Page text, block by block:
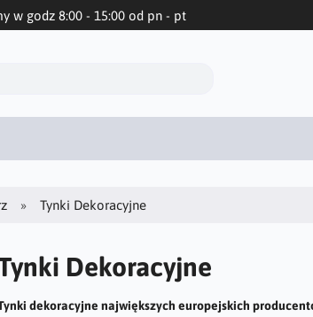
w godz 8:00 - 15:00 od pn - pt
Tynki Dekoracyjne
Dekoracyjne
dekoracyjne największych europejskich